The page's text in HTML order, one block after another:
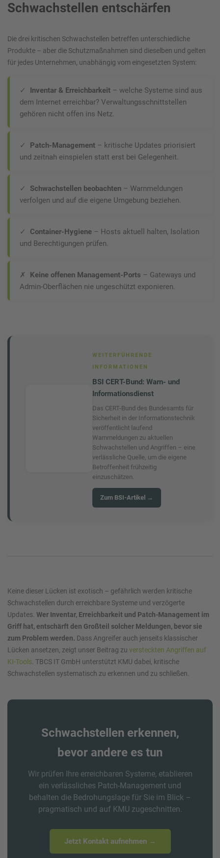
Schwachstellen entschärfen
Die drei kritischen Schwachstellen betreffen unterschiedliche
Produkte – aber die Schutzmaßnahmen sind dieselben und gelten
für jedes Unternehmen, unabhängig vom eingesetzten System:
✓ Inventar & Erreichbarkeit – welche Systeme sind aus
dem Internet erreichbar? Verwaltungsschnittstellen
gehören nicht offen ins Netz.
✓ Patch-Management – kritische Updates priorisiert
und zeitnah einspielen statt erst bei Gelegenheit.
✓ Schwachstellen beobachten – Warnmeldungen
verfolgen und auf die eigene Umgebung beziehen.
✓ Container-Hygiene – Hosts aktuell halten, Isolation
und Berechtigungen prüfen.
✗ Keine offenen Management-Ports – Gateways und
Admin-Oberflächen nie ungeschützt exponieren.
WEITERFÜHRENDE
INFORMATIONEN
BSI CERT-Bund: Warn- und
Informationsdienst
Das CERT-Bund des Bundesamts für
Sicherheit in der Informationstechnik
veröffentlicht laufend
Warnmeldungen zu aktuellen
Schwachstellen und Angriffen – eine
verlässliche Quelle, um die eigene
Betroffenheit frühzeitig
einzuschätzen.
Zum BSI-Artikel →
Keine dieser Lücken ist exotisch – gefährlich werden kritische
Schwachstellen durch erreichbare Systeme und verzögerte
Updates. Wer Inventar, Erreichbarkeit und Patch-Management im
Griff hat, entschärft den Großteil solcher Meldungen, bevor sie
zum Problem werden. Dass Angreifer auch jenseits klassischer
Lücken ansetzen, zeigt unser Beitrag zu versteckten Angriffen auf
KI-Tools . TBCS IT GmbH unterstützt KMU dabei, kritische
Schwachstellen systematisch zu erkennen und zu schließen.
Schwachstellen erkennen,
bevor andere es tun
Wir prüfen Ihre erreichbaren Systeme, etablieren
ein verlässliches Patch-Management und
behalten die Bedrohungslage für Sie im Blick –
pragmatisch und auf KMU zugeschnitten.
Jetzt Kontakt aufnehmen →